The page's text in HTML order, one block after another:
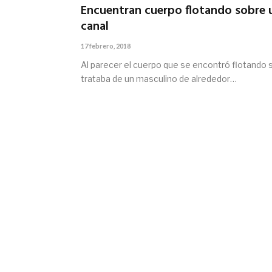
Encuentran cuerpo flotando sobre
canal
17 febrero, 2018
Al parecer el cuerpo que se encontró flotando
trataba de un masculino de alrededor…